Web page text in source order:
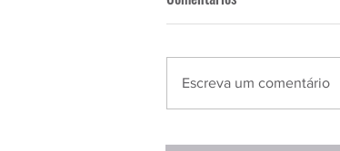
Escreva um comentário